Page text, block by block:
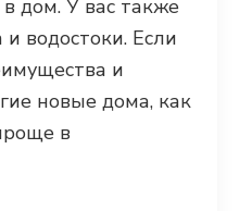
дом. У вас также
водостоки. Если
и
новые дома, как
в